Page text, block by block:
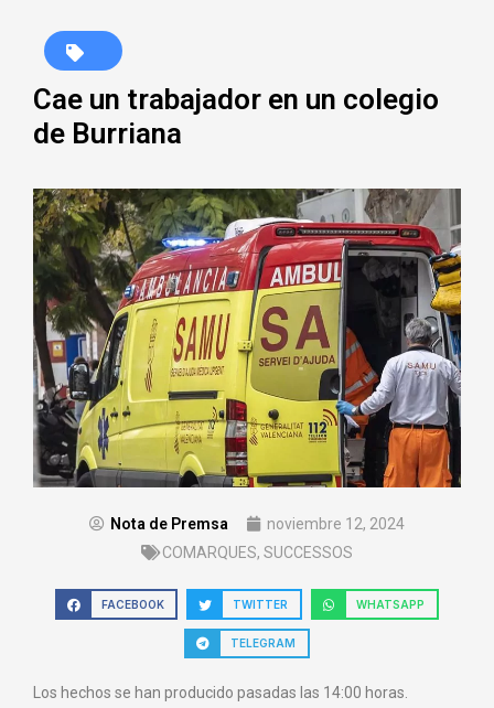
Cae un trabajador en un colegio
de Burriana
Nota de Premsa
noviembre 12, 2024
COMARQUES, SUCCESSOS
FACEBOOK TWITTER WHATSAPP
TELEGRAM
Los hechos se han producido pasadas las 14:00 horas.